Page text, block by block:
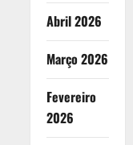
Abril 2026
Março 2026
Fevereiro
2026